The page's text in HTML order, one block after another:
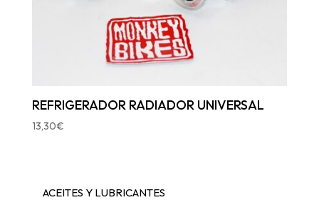
REFRIGERADOR RADIADOR UNIVERSAL
13,30€
ACEITES Y LUBRICANTES